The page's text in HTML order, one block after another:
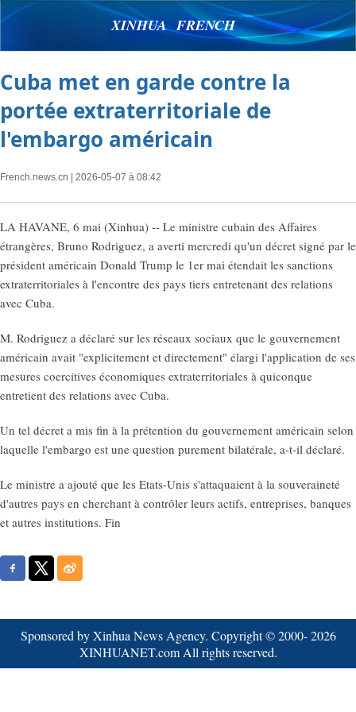
XINHUA FRENCH
Cuba met en garde contre la
portée extraterritoriale de
l'embargo américain
French.news.cn | 2026-05-07 à 08:42
LA HAVANE, 6 mai (Xinhua) -- Le ministre cubain des Affaires
étrangères, Bruno Rodriguez, a averti mercredi qu'un décret signé par le
président américain Donald Trump le 1er mai étendait les sanctions
extraterritoriales à l'encontre des pays tiers entretenant des relations
avec Cuba.
M. Rodriguez a déclaré sur les réseaux sociaux que le gouvernement
américain avait "explicitement et directement" élargi l'application de ses
mesures coercitives économiques extraterritoriales à quiconque
entretient des relations avec Cuba.
Un tel décret a mis fin à la prétention du gouvernement américain selon
laquelle l'embargo est une question purement bilatérale, a-t-il déclaré.
Le ministre a ajouté que les Etats-Unis s'attaquaient à la souveraineté
d'autres pays en cherchant à contrôler leurs actifs, entreprises, banques
et autres institutions. Fin
Sponsored by Xinhua News Agency. Copyright © 2000-2026
XINHUANET.com All rights reserved.